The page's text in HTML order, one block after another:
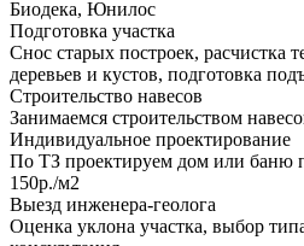
Биодека, Юнилос
Подготовка участка
Снос старых построек, расчистка
деревьев и кустов, подготовка
Строительство навесов
Занимаемся строительством
Индивидуальное проектирование
По ТЗ проектируем дом или баню
150р./м2
Выезд инженера-геолога
Оценка уклона участка, выбор